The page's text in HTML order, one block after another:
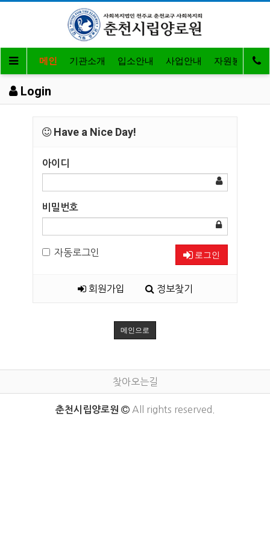
메인 기관소개 입소안내 사업안내 자원봉사 및
Login
Have a Nice Day!
아이디
비밀번호
자동로그인 로그인
회원가입 정보찾기
메인으로
찾아오는길
춘천시립양로원 All rights reserved.